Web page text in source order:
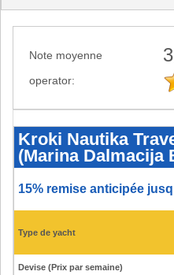
Note moyenne
operator:
Nautika
Travel
Agency
d.o.o.
-
et
prix
Sukosan
(Marina
Bibinje)
Kroki Nautika
(Marina Dalmacija
15% remise anticipée
Type de yacht
Devise (Prix par semaine)